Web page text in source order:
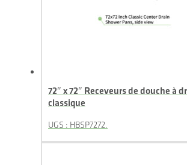
72″ x 72″ Receveurs de douche à
classique
UGS : HBSP7272.